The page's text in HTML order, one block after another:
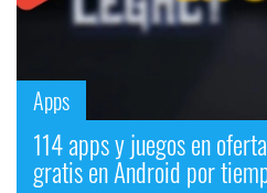
Apps
114 apps y juegos en
gratis en Android por